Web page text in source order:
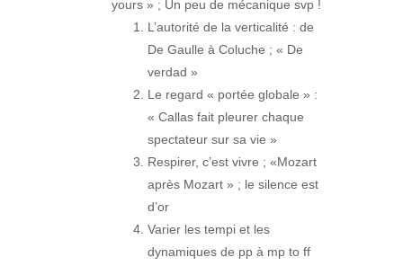
yours » ; Un peu de mécanique svp !
L’autorité de la verticalité : de
De Gaulle à Coluche ; « De
verdad »
Le regard « portée globale » :
« Callas fait pleurer chaque
spectateur sur sa vie »
Respirer, c’est vivre ; «Mozart
après Mozart » ; le silence est
d’or
Varier les tempi et les
dynamiques de pp à mp to ff